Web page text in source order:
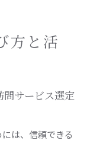
方と活
問サービス選定
は、信頼できる